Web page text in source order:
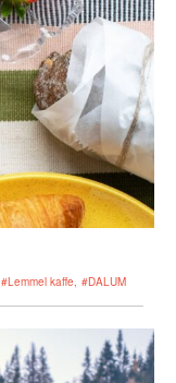
#Lemmel kaffe #DALUM